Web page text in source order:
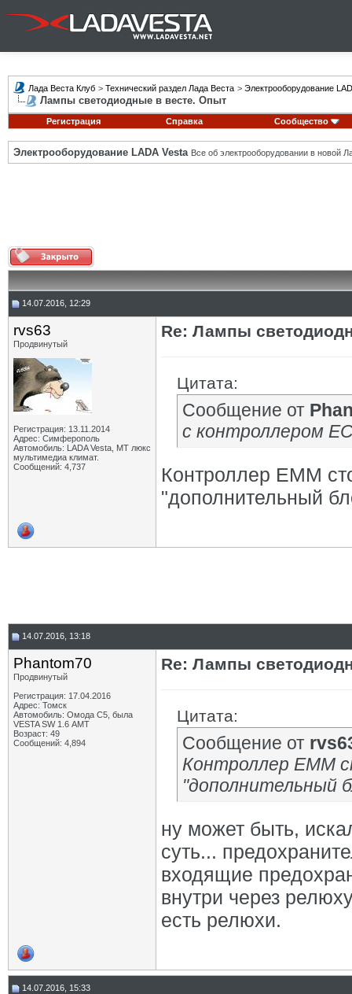
Лада Веста Клуб > Технический раздел Лада Веста > Электрооборудование
Лампы светодиодные в весте. Опыт
Регистрация Справка Сообщество
Электрооборудование LADA Vesta Все об электрооборудовании в новой
14.07.2016, 12:29
rvs63
Продвинутый
Регистрация: 13.11.2014
Адрес: Симферополь
Автомобиль: LADA Vesta, МТ люкс
мультимедиа климат.
Сообщений: 4,737
Re: Лампы
Цитата:
Сообщение от
с контроллером
Контроллер EMM
"дополнительный
14.07.2016, 13:18
Phantom70
Продвинутый
Регистрация: 17.04.2016
Адрес: Томск
Автомобиль: Омода С5, была
VESTA SW 1.6 АМТ
Возраст: 49
Сообщений: 4,894
Re: Лампы
Цитата:
Сообщение от
Контроллер EMM
"дополнительный
ну может быть,
суть...
входящие
внутри через
есть релюхи.
14.07.2016, 15:33